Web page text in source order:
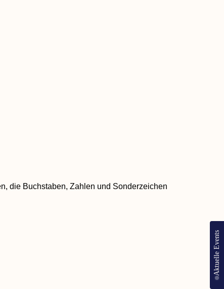
Aktuelle Events
die Buchstaben, Zahlen und Sonderzeichen